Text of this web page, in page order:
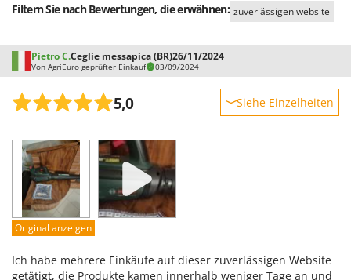
Filtern Sie nach Bewertungen, die erwähnen: zuverlässigen website
Pietro C.Ceglie messapica (BR)26/11/2024
Von AgriEuro geprüfter Einkauf 03/09/2024
5,0 Siehe Einzelheiten
Leistung
Benutzerfreundlichkeit
Qualität / Preis
Schwierigkeitsgrad Zusammenbau
Original anzeigen
Ich habe mehrere Einkäufe auf dieser zuverlässigen Website
getätigt, die Produkte kamen innerhalb weniger Tage an und